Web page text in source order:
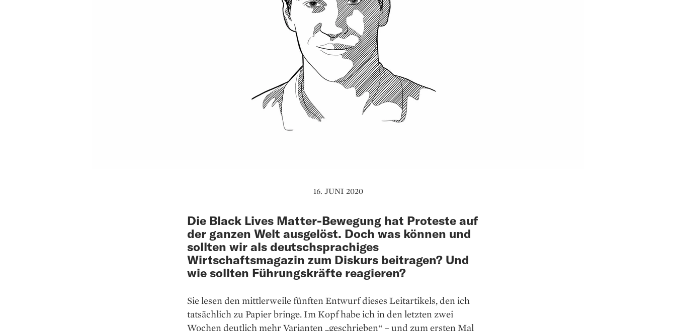
16. JUNI 2020
Die Black Lives Matter-Bewegung hat Proteste auf
der ganzen Welt ausgelöst. Doch was können und
sollten wir als deutschsprachiges
Wirtschaftsmagazin zum Diskurs beitragen? Und
wie sollten Führungskräfte reagieren?
Sie lesen den mittlerweile fünften Entwurf dieses Leitartikels, den ich
tatsächlich zu Papier bringe. Im Kopf habe ich in den letzten zwei
Wochen deutlich mehr Varianten „geschrieben“ – und zum ersten Mal